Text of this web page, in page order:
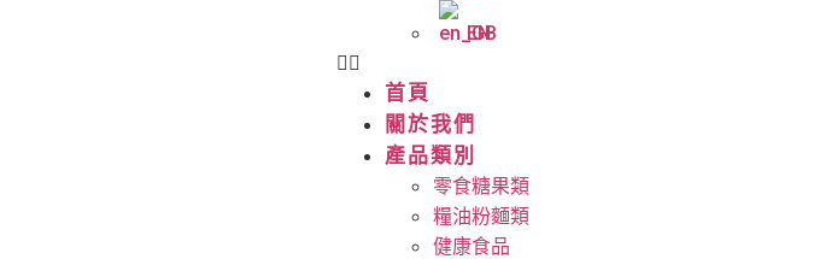
EN
首頁
關於我們
產品類別
零食糖果類
糧油粉麵類
健康食品